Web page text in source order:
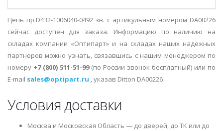
Цепь пр.D432-1006040-0492 зв. с артикульным номером DA00226
сейчас доступен для заказа. Информацию по наличию на
складах компании «Оптипарт» и на складах наших надежных
партнеров можно узнать, связавшись с нашим менеджером по
номеру +7 (800) 511-51-99(по России звонок бесплатный) или по
E-mail sales@optipart.ru , указав Ditton DA00226
Условия доставки
Москва и Московская Область — до дверей, до ТК или до